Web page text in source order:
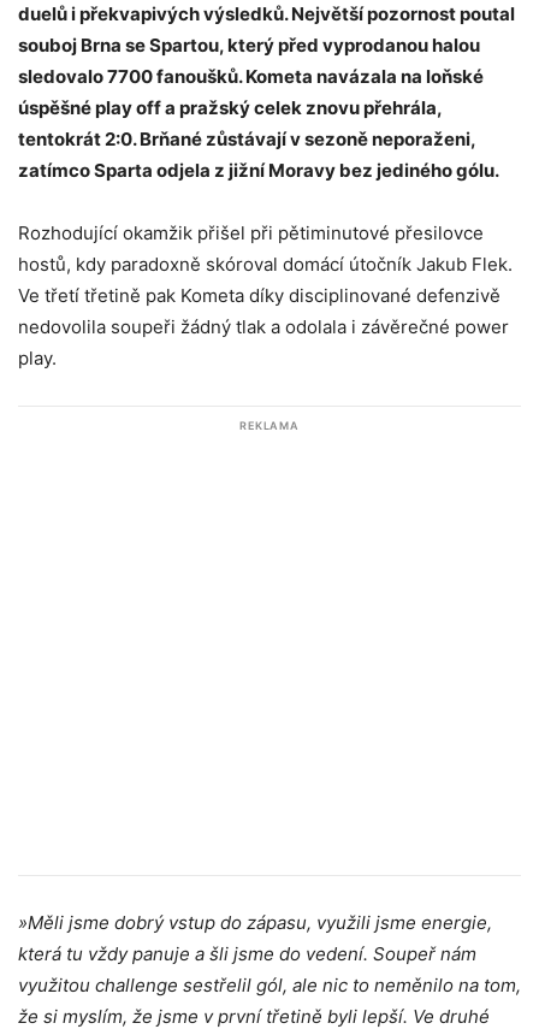
duelů i překvapivých výsledků. Největší pozornost poutal
souboj Brna se Spartou, který před vyprodanou halou
sledovalo 7700 fanoušků. Kometa navázala na loňské
úspěšné play off a pražský celek znovu přehrála,
tentokrát 2:0. Brňané zůstávají v sezoně neporaženi,
zatímco Sparta odjela z jižní Moravy bez jediného gólu.
Rozhodující okamžik přišel při pětiminutové přesilovce
hostů, kdy paradoxně skóroval domácí útočník Jakub Flek.
Ve třetí třetině pak Kometa díky disciplinované defenzivě
nedovolila soupeři žádný tlak a odolala i závěrečné power
play.
REKLAMA
»Měli jsme dobrý vstup do zápasu, využili jsme energie,
která tu vždy panuje a šli jsme do vedení. Soupeř nám
využitou challenge sestřelil gól, ale nic to neměnilo na tom,
že si myslím, že jsme v první třetině byli lepší. Ve druhé